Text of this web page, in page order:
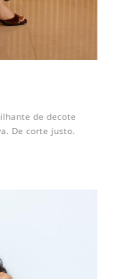
de decote
De corte justo.